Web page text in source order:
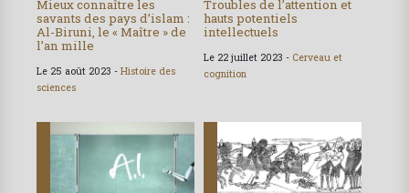
Mieux connaître les
savants des pays d’islam :
Al-Biruni, le « Maître » de
l’an mille
Le 25 août 2023 - Histoire des
sciences
Troubles de l’attention et
hauts potentiels
intellectuels
Le 22 juillet 2023 - Cerveau et
cognition